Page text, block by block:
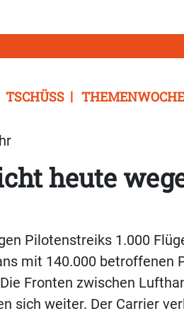
TSCHÜSS
heute
Pilotenstreiks 1.000
mit 140.000 betroffenen
Fronten zwischen
sich weiter. Der Carrier